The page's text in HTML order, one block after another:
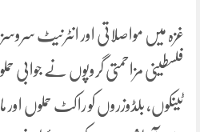
غزہ میں مواصلاتی اور انٹرنیٹ
فلسطینی مزاحمتی گروپوں نے جوابی
ٹینکوں، بلڈوزروں کو راکٹ حملوں اور